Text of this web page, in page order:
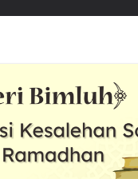
Mutu Imam Rowatib